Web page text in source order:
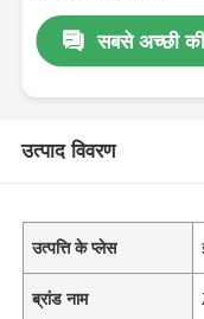
सबसे अच्छी
उत्पाद विवरण
उत्पत्ति के प्लेस
ब्रांड नाम